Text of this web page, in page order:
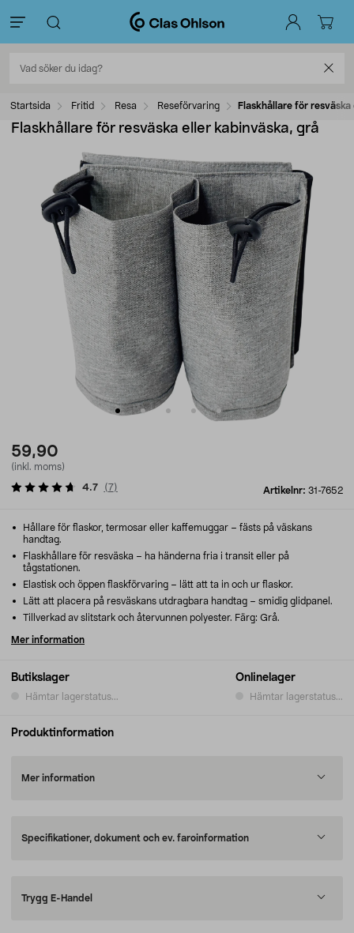
Startsida Fritid Resa Reseförvaring Flaskhållare för
Flaskhållare för resväska eller kabinväska, grå
59,90
(inkl. moms)
Artikelnr: 31-7652
4.7 (7)
Butikslager
Hämtar lagerstatus...
Onlinelager
Hämtar lagerstatus...
Hållare för flaskor, termosar eller kaffemuggar – fästs på väskans
handtag.
Flaskhållare för resväska – ha händerna fria i transit eller på
tågstationen.
Elastisk och öppen flaskförvaring – lätt att ta in och ur flaskor.
Lätt att placera på resväskans utdragbara handtag – smidig glidpanel.
Tillverkad av slitstark och återvunnen polyester. Färg: Grå.
Mer information
Produktinformation
Mer information
Specifikationer, dokument och ev. faroinformation
Trygg E-Handel